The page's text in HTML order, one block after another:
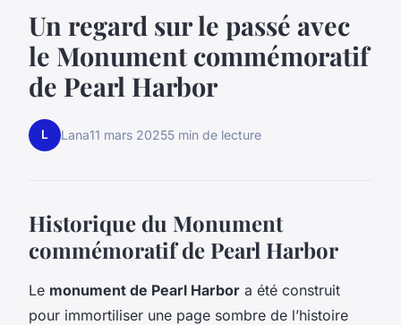
Un regard sur le passé avec
le Monument commémoratif
de Pearl Harbor
L Lana11 mars 20255 min de lecture
Historique du Monument
commémoratif de Pearl Harbor
Le monument de Pearl Harbor a été construit
pour immortiliser une page sombre de l’histoire